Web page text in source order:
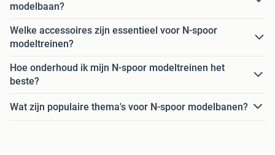
modelbaan?
Welke accessoires zijn essentieel voor N-spoor
modeltreinen?
Hoe onderhoud ik mijn N-spoor modeltreinen het
beste?
Wat zijn populaire thema's voor N-spoor modelbanen?